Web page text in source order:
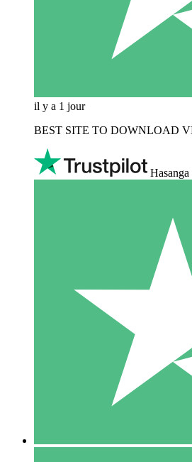
il y a 1 jour
BEST SITE TO DOWNLOAD